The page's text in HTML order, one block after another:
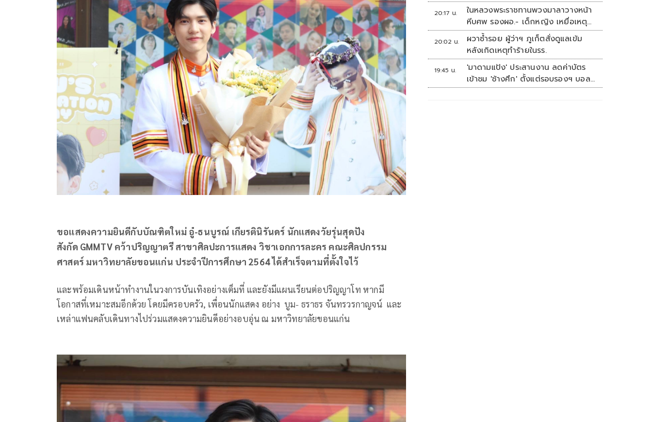
ขอแสดงความยินดีกับบัณฑิตใหม่ อู๋-ธนบูรณ์ เกียรตินิรันดร์ นักแสดงวัยรุ่นสุดปัง
สังกัด GMMTV คว้าปริญญาตรี สาขาศิลปะการแสดง วิชาเอกการละคร คณะศิลปกรรม
ศาสตร์ มหาวิทยาลัยขอนแก่น ประจำปีการศึกษา 2564 ได้สำเร็จตามที่ตั้งใจไว้
และพร้อมเดินหน้าทำงานในวงการบันเทิงอย่างเต็มที่ และยังมีแผนเรียนต่อปริญญาโท หากมี
โอกาสที่เหมาะสมอีกด้วย โดยมีครอบครัว, เพื่อนนักแสดง อย่าง บูม- ธราธร จันทรวรกาญจน์ และ
เหล่าแฟนคลับเดินทางไปร่วมแสดงความยินดีอย่างอบอุ่น ณ มหาวิทยาลัยขอนแก่น
20:17 น.
ในหลวงพระราชทานพวงมาลาวางหน้า
หีบศพ รองผอ.- เด็กหญิง เหยื่อเหตุก
ราดยิง
20:02 น.
ผวาซ้ำรอย ผู้ว่าฯ ภูเก็ตสั่งดูแลเข้ม
หลังเกิดเหตุทำร้ายในรร.
19:45 น.
'มาดามแป้ง' ประสานงาน ลดค่าบัตร
เข้าชม 'ช้างศึก' ตั้งแต่รอบรองฯ บอล
อาเซียน